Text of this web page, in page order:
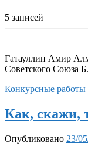
5 записей
Гатауллин Амир
Советского Союза
Конкурсные
Как, скажи,
Опубликовано 23/